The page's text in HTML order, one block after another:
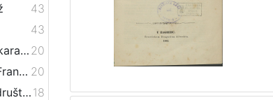
43
43
Izdanja zagrebačkih tiskara 17. i 18. stoljeća 20
Obitelji Šubić, Zrinski i Frankopan 20
Priznanja zagrebačkih društava 18